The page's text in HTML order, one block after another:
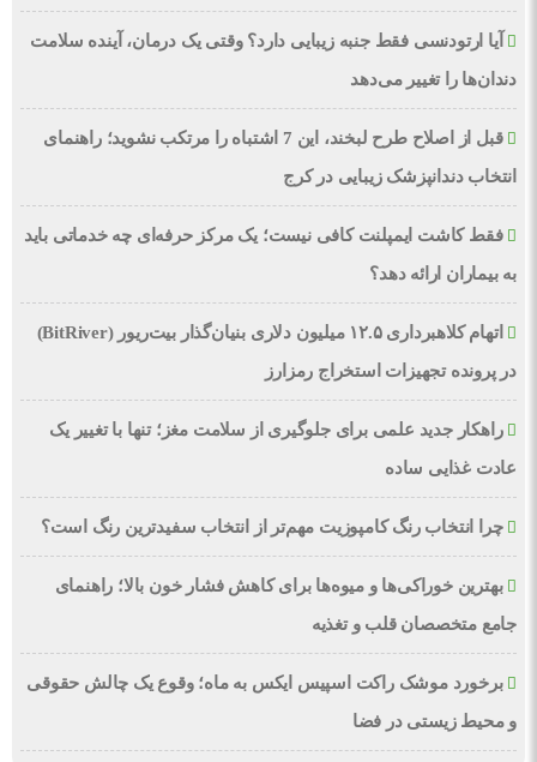
آیا ارتودنسی فقط جنبه زیبایی دارد؟ وقتی یک درمان، آینده سلامت
دندان‌ها را تغییر می‌دهد
قبل از اصلاح طرح لبخند، این 7 اشتباه را مرتکب نشوید؛ راهنمای
انتخاب دندانپزشک زیبایی در کرج
فقط کاشت ایمپلنت کافی نیست؛ یک مرکز حرفه‌ای چه خدماتی باید
به بیماران ارائه دهد؟
اتهام کلاهبرداری ۱۲.۵ میلیون دلاری بنیان‌گذار بیت‌ریور (BitRiver)
در پرونده تجهیزات استخراج رمزارز
راهکار جدید علمی برای جلوگیری از سلامت مغز؛ تنها با تغییر یک
عادت غذایی ساده
چرا انتخاب رنگ کامپوزیت مهم‌تر از انتخاب سفیدترین رنگ است؟
بهترین خوراکی‌ها و میوه‌ها برای کاهش فشار خون بالا؛ راهنمای
جامع متخصصان قلب و تغذیه
برخورد موشک راکت اسپیس ایکس به ماه؛ وقوع یک چالش حقوقی
و محیط زیستی در فضا